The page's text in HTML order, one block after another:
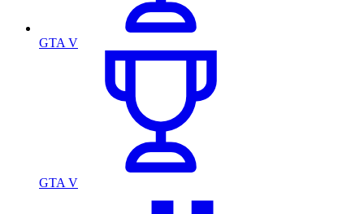
GTA V
GTA V